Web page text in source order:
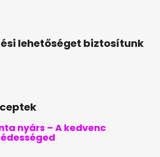
lehetőséget biztosítunk
nyárs – A kedvenc